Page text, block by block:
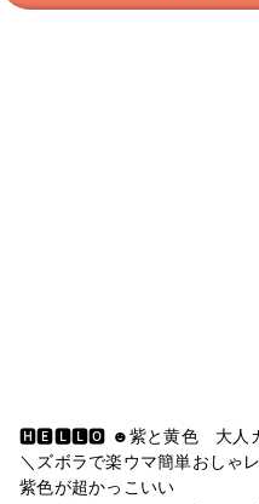
🅷🅴🅻🅻🅾︎ ☻紫と黄色 大人カ
＼ズボラで楽ウマ簡単おしゃ
紫色が超かっこいい